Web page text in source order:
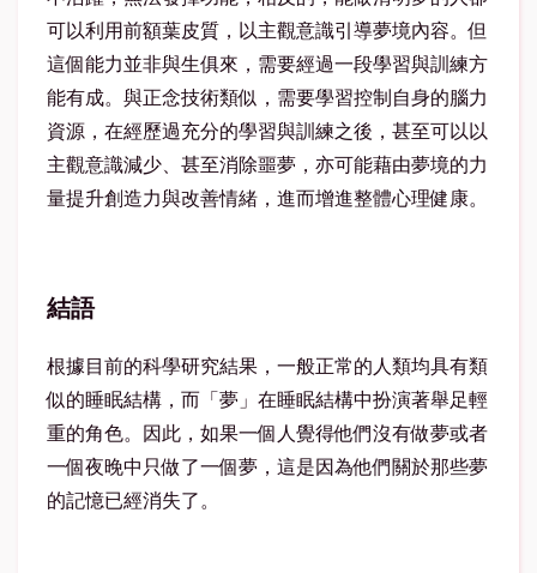
可以利用前額葉皮質，以主觀意識引導夢境內容。但
這個能力並非與生俱來，需要經過一段學習與訓練方
能有成。與正念技術類似，需要學習控制自身的腦力
資源，在經歷過充分的學習與訓練之後，甚至可以以
主觀意識減少、甚至消除噩夢，亦可能藉由夢境的力
量提升創造力與改善情緒，進而增進整體心理健康。
結語
根據目前的科學研究結果，一般正常的人類均具有類
似的睡眠結構，而「夢」在睡眠結構中扮演著舉足輕
重的角色。因此，如果一個人覺得他們沒有做夢或者
一個夜晚中只做了一個夢，這是因為他們關於那些夢
的記憶已經消失了。